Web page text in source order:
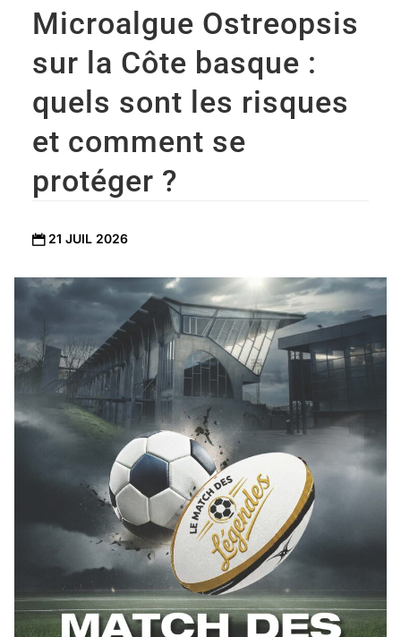
Microalgue Ostreopsis
sur la Côte basque :
quels sont les risques
et comment se
protéger ?
 21 JUIL 2026